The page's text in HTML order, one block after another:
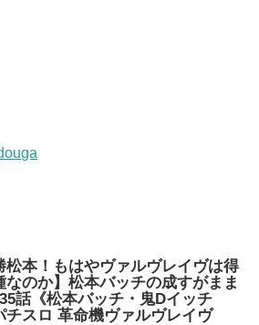
松本！もはやヴァルヴレイヴは得
なのか】松本バッチの成すがまま
話《松本バッチ・鬼Dイッチ
チスロ 革命機ヴァルヴレイヴ